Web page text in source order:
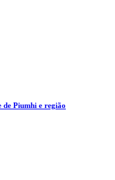
Piumhi e região